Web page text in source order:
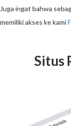
Juga ingat bahwa
memiliki akses ke kami
Situs